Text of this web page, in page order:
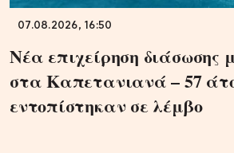
07.08.2026, 16:50
Νέα επιχείρηση διάσωσης
στα Καπετανιανά – 57
εντοπίστηκαν σε λέμβο